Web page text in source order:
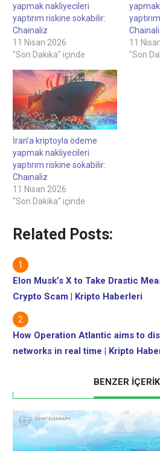
yapmak nakliyecileri
yaptırım riskine sokabilir:
Chainaliz
11 Nisan 2026
"Son Dakika" içinde
11
"Son
İran’a kriptoyla ödeme
yapmak nakliyecileri
yaptırım riskine sokabilir:
Chainaliz
11 Nisan 2026
"Son Dakika" içinde
Related Posts:
Elon Musk’s X to Take Drastic
Crypto Scam | Kripto Haberleri
How Operation Atlantic aims to
networks in real time | Kripto
BENZER